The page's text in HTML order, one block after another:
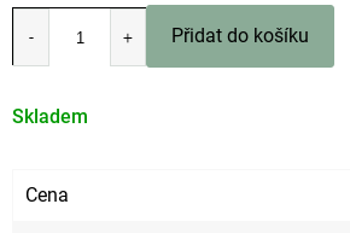
Skladem
Přidat do košíku
Cena